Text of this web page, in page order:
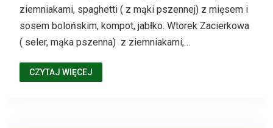
ziemniakami, spaghetti ( z mąki pszennej) z mięsem i
sosem bolońskim, kompot, jabłko. Wtorek Zacierkowa
( seler, mąka pszenna) z ziemniakami,…
CZYTAJ WIĘCEJ